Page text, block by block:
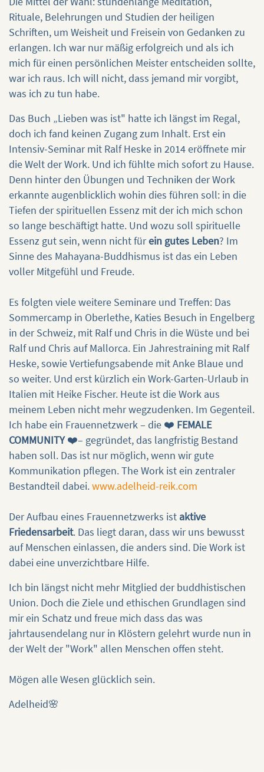
Rituale, Belehrungen und Studien der heiligen
Schriften, um Weisheit und Freisein von Gedanken zu
erlangen. Ich war nur mäßig erfolgreich und als ich
mich für einen persönlichen Meister entscheiden sollte,
war ich raus. Ich will nicht, dass jemand mir vorgibt,
was ich zu tun habe.
Das Buch „Lieben was ist" hatte ich längst im Regal,
doch ich fand keinen Zugang zum Inhalt. Erst ein
Intensiv-Seminar mit Ralf Heske in 2014 eröffnete mir
die Welt der Work. Und ich fühlte mich sofort zu Hause.
Denn hinter den Übungen und Techniken der Work
erkannte augenblicklich wohin dies führen soll: in die
Tiefen der spirituellen Essenz mit der ich mich schon
so lange beschäftigt hatte. Und wozu soll spirituelle
Essenz gut sein, wenn nicht fürein gutes Leben? Im
Sinne des Mahayana-Buddhismus ist das ein Leben
voller Mitgefühl und Freude.
Es folgten viele weitere Seminare und Treffen: Das
Sommercamp in Oberlethe, Katies Besuch in Engelberg
in der Schweiz, mit Ralf und Chris in die Wüste und bei
Ralf und Chris auf Mallorca. Ein Jahrestraining mit Ralf
Heske, sowie Vertiefungsabende mit Anke Blaue und
so weiter. Und erst kürzlich ein Work-Garten-Urlaub in
Italien mit Heike Fischer. Heute ist die Work aus
meinem Leben nicht mehr wegzudenken. Im Gegenteil.
Ich habe ein Frauennetzwerk – die ❤️ FEMALE
COMMUNITY❤️– gegründet, das langfristig Bestand
haben soll. Das ist nur möglich, wenn wir gute
Kommunikation pflegen. The Work ist ein zentraler
Bestandteil dabei.www.adelheid-reik.com
Der Aufbau eines Frauennetzwerks ist aktive
Friedensarbeit. Das liegt daran, dass wir uns bewusst
auf Menschen einlassen, die anders sind. Die Work ist
dabei eine unverzichtbare Hilfe.
Ich bin längst nicht mehr Mitglied der buddhistischen
Union. Doch die Ziele und ethischen Grundlagen sind
mir ein Schatz und freue mich dass das was
jahrtausendelang nur in Klöstern gelehrt wurde nun in
der Welt der "Work" allen Menschen offen steht.
Mögen alle Wesen glücklich sein.
Adelheid🌸